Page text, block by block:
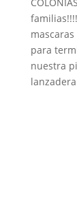
para
nuestra